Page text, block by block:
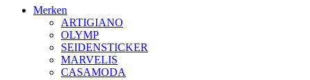
Merken
ARTIGIANO
OLYMP
SEIDENSTICKER
MARVELIS
CASAMODA